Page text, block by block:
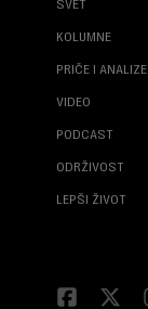
SVET
KOLUMNE
PRIČE I ANALIZE
VIDEO
PODCAST
ODRŽIVOST
LEPŠI ŽIVOT